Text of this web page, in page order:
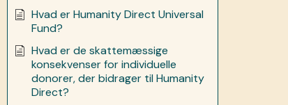
Hvad er Humanity Direct Universal
Fund?
Hvad er de skattemæssige
konsekvenser for individuelle
donorer, der bidrager til Humanity
Direct?